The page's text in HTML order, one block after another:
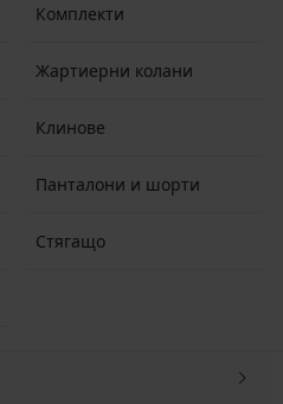
Комплекти
Жартиерни колани
Клинове
Панталони и шорти
Стягащо